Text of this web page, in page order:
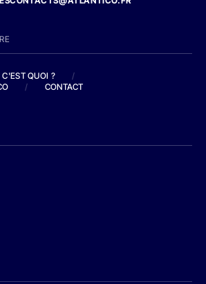
QUOI ?
/
/ CONTACT